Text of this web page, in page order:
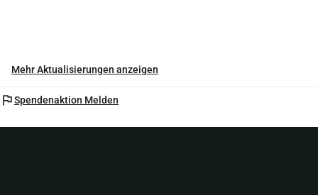
Mehr Aktualisierungen anzeigen
flagSpendenaktion Melden